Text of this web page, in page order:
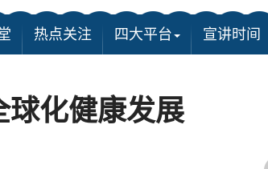
热点关注 四大平台 宣讲时间
球化健康发展